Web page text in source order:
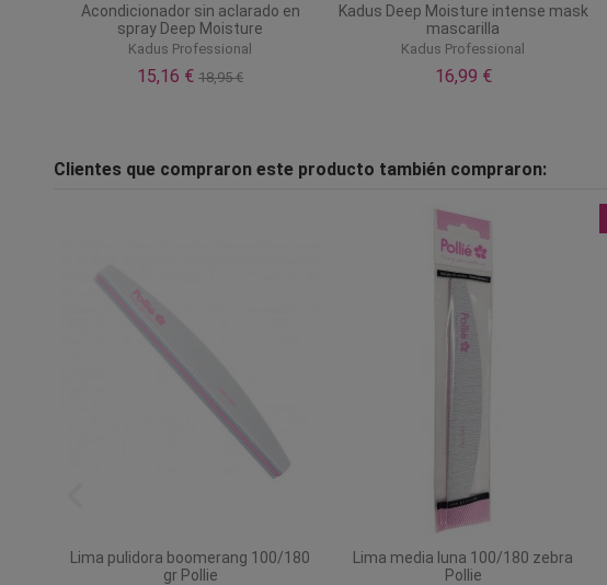
Acondicionador sin aclarado en
spray Deep Moisture
Kadus Professional
15,16 €18,95 €
Kadus Deep Moisture intense mask
mascarilla
Kadus Professional
16,99 €
Clientes que compraron este producto también compraron:
Lima pulidora boomerang 100/180
gr Pollie
Lima media luna 100/180 zebra
Pollie